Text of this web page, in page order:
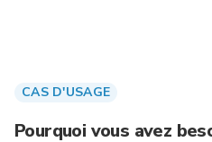
CAS D'USAGE
Pourquoi vous avez